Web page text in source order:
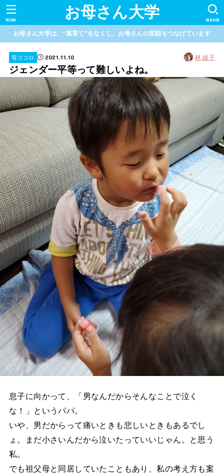
お母さん大学 SEARCH
MENU
お母さん大学は、“孤育て”をなくし、お母さんの笑顔をつなげています
母ゴコロ 2021.11.10 林 綾子
ジェンダー平等って難しいよね。
息子に向かって、「男なんだからそんなことで泣く
な！」というパパ。
いや、男だからって痛いときも悲しいときもあるでし
ょ。まだ小さいんだから泣いたっていいじゃん。と思う
私。
でも祖父母と同居していたこともあり、私の考え方も案